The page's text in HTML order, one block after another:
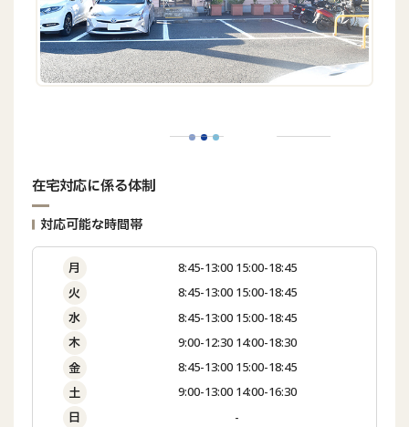
在宅対応に係る体制
対応可能な時間帯
月
8:45-13:00 15:00-18:45
火
8:45-13:00 15:00-18:45
水
8:45-13:00 15:00-18:45
木
9:00-12:30 14:00-18:30
金
8:45-13:00 15:00-18:45
土
9:00-13:00 14:00-16:30
日
-